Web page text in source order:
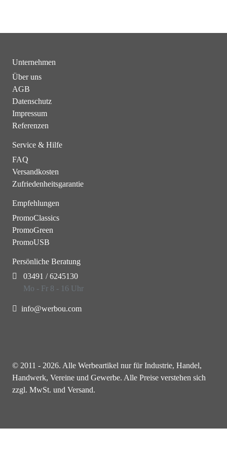
Unternehmen
Über uns
AGB
Datenschutz
Impressum
Referenzen
Service & Hilfe
FAQ
Versandkosten
Zufriedenheitsgarantie
Empfehlungen
PromoClassics
PromoGreen
PromoUSB
Persönliche Beratung
03491 / 6245130
Mo - Fr 8 - 16 Uhr
info@werbou.com
© 2011 - 2026. Alle Werbeartikel nur für Industrie, Handel,
Handwerk, Vereine und Gewerbe. Alle Preise verstehen sich
zzgl. MwSt. und Versand.